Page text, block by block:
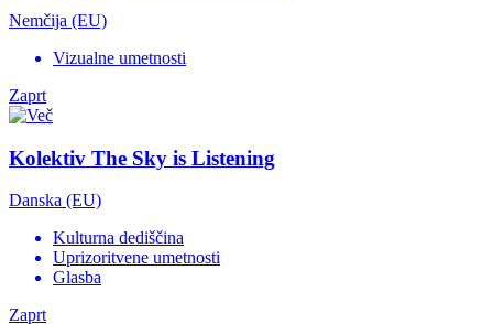
Nemčija (EU)
Vizualne umetnosti
Zaprt
Kolektiv The Sky is Listening
Danska (EU)
Kulturna dediščina
Uprizoritvene umetnosti
Glasba
Zaprt